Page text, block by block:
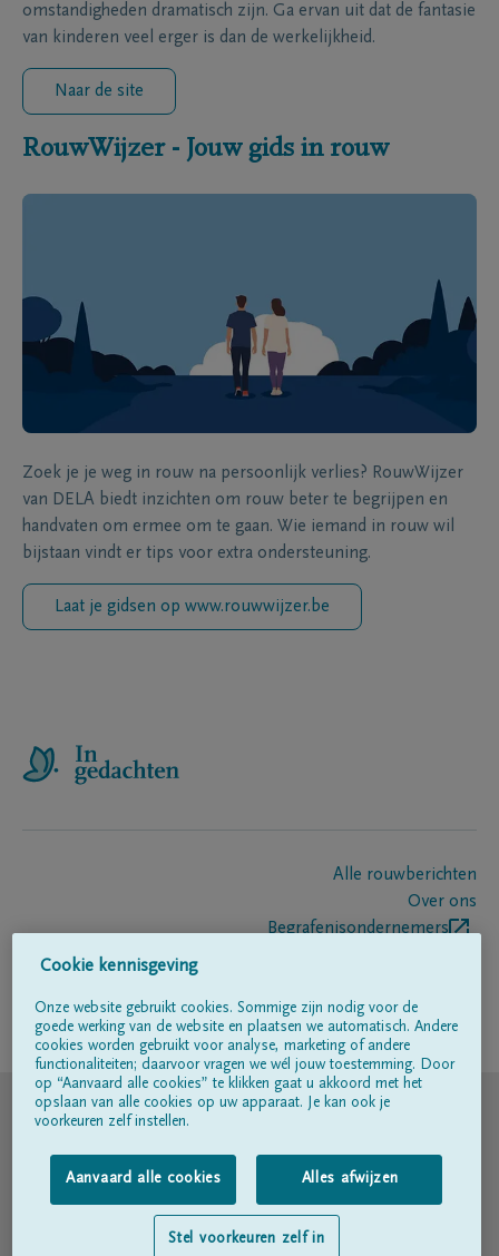
omstandigheden dramatisch zijn. Ga ervan uit dat de fantasie
van kinderen veel erger is dan de werkelijkheid.
Naar de site
RouwWijzer - Jouw gids in rouw
Zoek je je weg in rouw na persoonlijk verlies? RouwWijzer
van DELA biedt inzichten om rouw beter te begrijpen en
handvaten om ermee om te gaan. Wie iemand in rouw wil
bijstaan vindt er tips voor extra ondersteuning.
Laat je gidsen op www.rouwwijzer.be
Alle rouwberichten
Over ons
Begrafenisondernemers
Volg ons op
© DELA
Gebruiksvoorwaarden
Privacyverklaring
Toegankelijkheidsverklaring
Cookie kennisgeving
Onze website gebruikt cookies. Sommige zijn nodig voor de
goede werking van de website en plaatsen we automatisch. Andere
cookies worden gebruikt voor analyse, marketing of andere
functionaliteiten; daarvoor vragen we wél jouw toestemming. Door
op “Aanvaard alle cookies” te klikken gaat u akkoord met het
opslaan van alle cookies op uw apparaat. Je kan ook je
voorkeuren zelf instellen.
Aanvaard alle cookies Alles afwijzen
Stel voorkeuren zelf in